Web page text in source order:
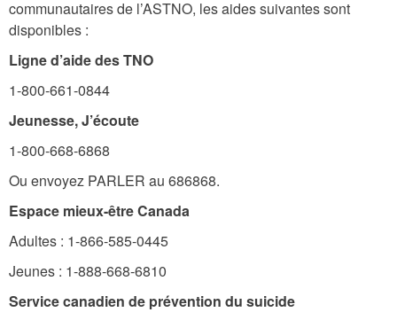
communautaires de l’ASTNO, les aides suivantes sont
disponibles :
Ligne d’aide des TNO
1-800-661-0844
Jeunesse, J’écoute
1-800-668-6868
Ou envoyez PARLER au 686868.
Espace mieux-être Canada
Adultes : 1-866-585-0445
Jeunes : 1-888-668-6810
Service canadien de prévention du suicide